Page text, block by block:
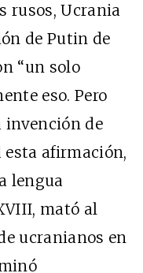
rusos, Ucrania
de Putin de
“un solo
eso. Pero
invención de
esta afirmación,
lengua
mató al
ucranianos en